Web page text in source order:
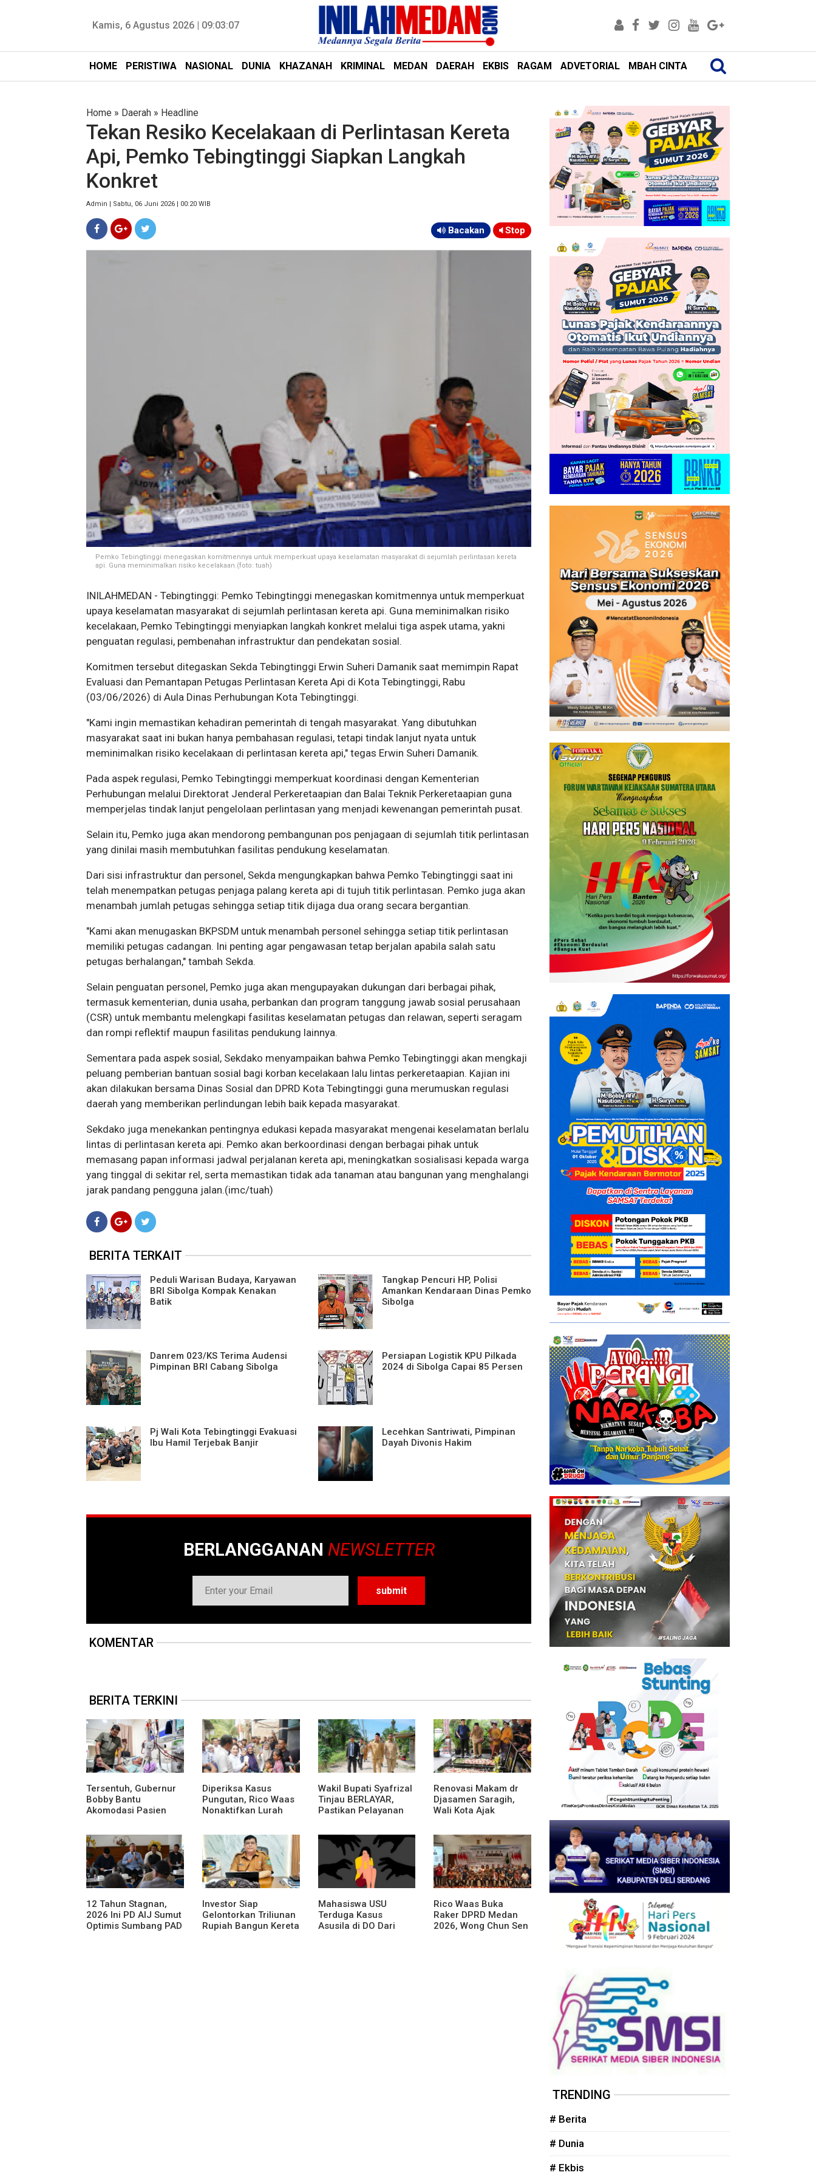
Kamis, 6 Agustus 2026 | 09:03:09
HOME PERISTIWA NASIONAL DUNIA KHAZANAH KRIMINAL MEDAN DAERAH EKBIS RAGAM ADVETORIAL MBAH CINTA
Home » Daerah » Headline
Tekan Resiko Kecelakaan di Perlintasan Kereta
Api, Pemko Tebingtinggi Siapkan Langkah
Konkret
Admin | Sabtu, 06 Juni 2026 | 00:20 WIB
Bacakan Stop
Pemko Tebingtinggi menegaskan komitmennya untuk memperkuat upaya keselamatan masyarakat di sejumlah perlintasan kereta
api. Guna meminimalkan risiko kecelakaan.(foto: tuah)
INILAHMEDAN - Tebingtinggi: Pemko Tebingtinggi menegaskan komitmennya untuk memperkuat
upaya keselamatan masyarakat di sejumlah perlintasan kereta api. Guna meminimalkan risiko
kecelakaan, Pemko Tebingtinggi menyiapkan langkah konkret melalui tiga aspek utama, yakni
penguatan regulasi, pembenahan infrastruktur dan pendekatan sosial.
Komitmen tersebut ditegaskan Sekda Tebingtinggi Erwin Suheri Damanik saat memimpin Rapat
Evaluasi dan Pemantapan Petugas Perlintasan Kereta Api di Kota Tebingtinggi, Rabu
(03/06/2026) di Aula Dinas Perhubungan Kota Tebingtinggi.
"Kami ingin memastikan kehadiran pemerintah di tengah masyarakat. Yang dibutuhkan
masyarakat saat ini bukan hanya pembahasan regulasi, tetapi tindak lanjut nyata untuk
meminimalkan risiko kecelakaan di perlintasan kereta api," tegas Erwin Suheri Damanik.
Pada aspek regulasi, Pemko Tebingtinggi memperkuat koordinasi dengan Kementerian
Perhubungan melalui Direktorat Jenderal Perkeretaapian dan Balai Teknik Perkeretaapian guna
memperjelas tindak lanjut pengelolaan perlintasan yang menjadi kewenangan pemerintah pusat.
Selain itu, Pemko juga akan mendorong pembangunan pos penjagaan di sejumlah titik perlintasan
yang dinilai masih membutuhkan fasilitas pendukung keselamatan.
Dari sisi infrastruktur dan personel, Sekda mengungkapkan bahwa Pemko Tebingtinggi saat ini
telah menempatkan petugas penjaga palang kereta api di tujuh titik perlintasan. Pemko juga akan
menambah jumlah petugas sehingga setiap titik dijaga dua orang secara bergantian.
"Kami akan menugaskan BKPSDM untuk menambah personel sehingga setiap titik perlintasan
memiliki petugas cadangan. Ini penting agar pengawasan tetap berjalan apabila salah satu
petugas berhalangan," tambah Sekda.
Selain penguatan personel, Pemko juga akan mengupayakan dukungan dari berbagai pihak,
termasuk kementerian, dunia usaha, perbankan dan program tanggung jawab sosial perusahaan
(CSR) untuk membantu melengkapi fasilitas keselamatan petugas dan relawan, seperti seragam
dan rompi reflektif maupun fasilitas pendukung lainnya.
Sementara pada aspek sosial, Sekdako menyampaikan bahwa Pemko Tebingtinggi akan mengkaji
peluang pemberian bantuan sosial bagi korban kecelakaan lalu lintas perkeretaapian. Kajian ini
akan dilakukan bersama Dinas Sosial dan DPRD Kota Tebingtinggi guna merumuskan regulasi
daerah yang memberikan perlindungan lebih baik kepada masyarakat.
Sekdako juga menekankan pentingnya edukasi kepada masyarakat mengenai keselamatan berlalu
lintas di perlintasan kereta api. Pemko akan berkoordinasi dengan berbagai pihak untuk
memasang papan informasi jadwal perjalanan kereta api, meningkatkan sosialisasi kepada warga
yang tinggal di sekitar rel, serta memastikan tidak ada tanaman atau bangunan yang menghalangi
jarak pandang pengguna jalan.(imc/tuah)
BERITA TERKAIT
Peduli Warisan Budaya, Karyawan
BRI Sibolga Kompak Kenakan
Batik
Tangkap Pencuri HP, Polisi
Amankan Kendaraan Dinas Pemko
Sibolga
Danrem 023/KS Terima Audensi
Pimpinan BRI Cabang Sibolga
Persiapan Logistik KPU Pilkada
2024 di Sibolga Capai 85 Persen
Pj Wali Kota Tebingtinggi Evakuasi
Ibu Hamil Terjebak Banjir
Lecehkan Santriwati, Pimpinan
Dayah Divonis Hakim
BERLANGGANAN NEWSLETTER
KOMENTAR
BERITA TERKINI
Tersentuh, Gubernur
Bobby Bantu
Akomodasi Pasien
Tiroid di RSUD
Thomsen
Diperiksa Kasus
Pungutan, Rico Waas
Nonaktifkan Lurah
Masyarakat
Wakil Bupati Syafrizal
Tinjau BERLAYAR,
Pastikan Pelayanan
Desa
Renovasi Makam dr
Djasamen Saragih,
Wali Kota Ajak
Lestarikan Nilai
Perjuangan Tokoh
Bangsa
12 Tahun Stagnan,
2026 Ini PD AIJ Sumut
Optimis Sumbang PAD
Investor Siap
Gelontorkan Triliunan
Rupiah Bangun Kereta
Mahasiswa USU
Terduga Kasus
Asusila di DO Dari
Rico Waas Buka
Raker DPRD Medan
2026, Wong Chun Sen
TRENDING
# Berita
# Dunia
# Ekbis